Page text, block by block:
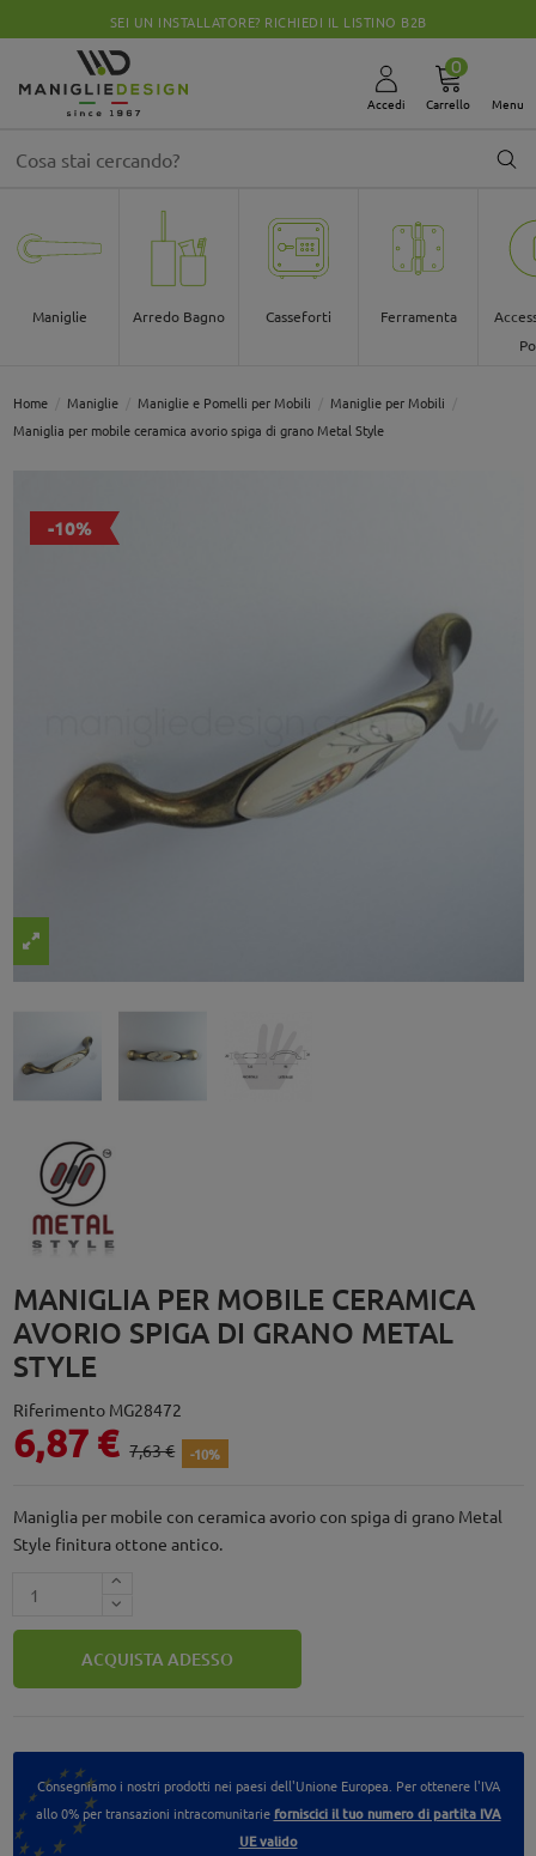
SEI UN INSTALLATORE? RICHIEDI IL LISTINO B2B
Accedi
0
Carrello Menu
Maniglie Arredo Bagno Casseforti Ferramenta
Home Maniglie Maniglie e Pomelli per Mobili
Maniglie per Mobili
Maniglia per mobile ceramica avorio spiga di grano Metal Style
-10%
MANIGLIA PER MOBILE CERAMICA
AVORIO SPIGA DI GRANO METAL
STYLE
Riferimento MG28472
6,87 € 7,63 € -10%
Maniglia per mobile con ceramica avorio con spiga di grano Metal
Style finitura ottone antico.
ACQUISTA ADESSO
Consegniamo i nostri prodotti nei paesi dell'Unione Europea. Per ottenere l'IVA
allo 0% per transazioni intracomunitarie forniscici il tuo numero di partita IVA
UE valido